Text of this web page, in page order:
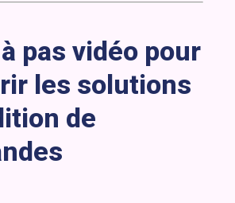
pas vidéo pour
les solutions
de